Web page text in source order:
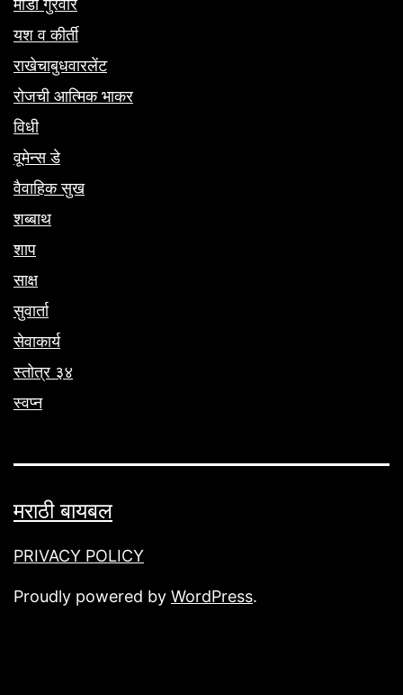
मौंडी गुरवार
यश व कीर्ती
राखेचाबुधवारलेंट
रोजची आत्मिक भाकर
विधी
वूमेन्स डे
वैवाहिक सुख
शब्बाथ
शाप
साक्ष
सुवार्ता
सेवाकार्य
स्तोत्र ३४
स्वप्न
मराठी बायबल
PRIVACY POLICY
Proudly powered by WordPress.